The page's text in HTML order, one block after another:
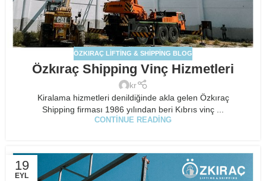
ÖZKIRAÇ LIFTING & SHIPPING BLOG
Özkıraç Shipping Vinç Hizmetleri
kr
Kiralama hizmetleri denildiğinde akla gelen Özkıraç
Shipping firması 1986 yılından beri Kıbrıs vinç ...
CONTINUE READING
19
EYL